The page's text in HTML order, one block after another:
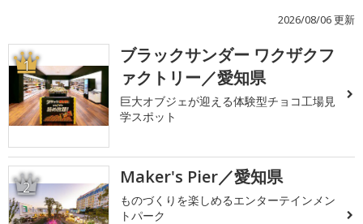
2026/08/06 更新
1
ブラックサンダー ワクザクフ
ァクトリー／愛知県
巨大オブジェが迎える体験型チョコ工場見
学スポット
2 Maker's Pier／愛知県
ものづくりを楽しめるエンターテインメン
トパーク